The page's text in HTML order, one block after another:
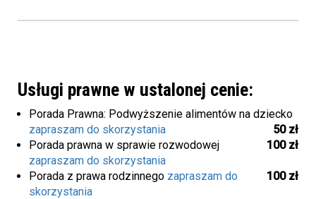
Usługi prawne w ustalonej cenie:
Porada Prawna: Podwyższenie alimentów na dziecko
50 zł
zapraszam do skorzystania
Porada prawna w sprawie rozwodowej
100 zł
zapraszam do skorzystania
Porada z prawa rodzinnego
100 zł
zapraszam do
skorzystania